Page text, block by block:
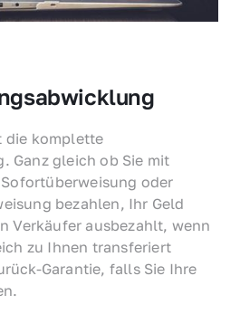
die komplette
Ganz gleich ob Sie mit
oder
bezahlen, Ihr Geld
Verkäufer ausbezahlt, wenn
zu Ihnen transferiert
Garantie, falls Sie Ihre